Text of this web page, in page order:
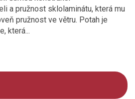
a pružnost sklolaminátu, která mu
pružnost ve větru. Potah je
která...